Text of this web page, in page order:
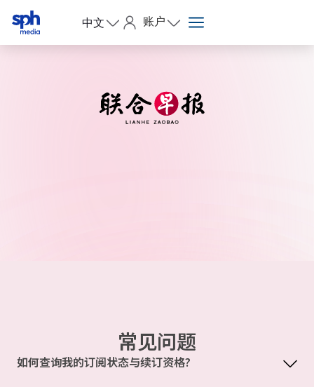
中文 账户
常见问题
如何查询我的订阅状态与续订资格?